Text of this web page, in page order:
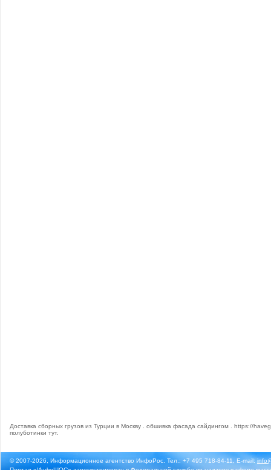
Доставка сборных грузов из Турции в Москву обшивка фасада сайдингом
https://
полуботинки тут.
© 2007-2026, Информационное агентство ИнфоРос. Тел.: +7 495 718-84-11, E-mail: